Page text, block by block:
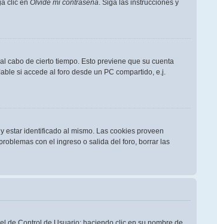
clic en Olvidé mi contraseña. Siga las instrucciones y
cabo de cierto tiempo. Esto previene que su cuenta
si accede al foro desde un PC compartido, e.j.
estar identificado al mismo. Las cookies proveen
con el ingreso o salida del foro, borrar las